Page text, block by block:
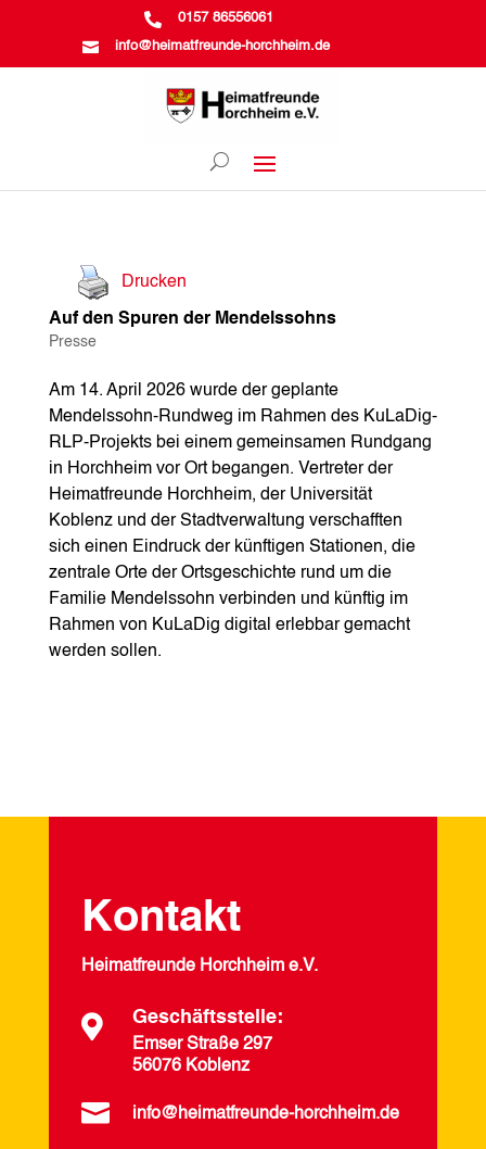
 0157 86556061
 info@heimatfreunde-horchheim.de
Drucken
Auf den Spuren der Mendelssohns
Presse
Am 14. April 2026 wurde der geplante
Mendelssohn-Rundweg im Rahmen des KuLaDig-
RLP-Projekts bei einem gemeinsamen Rundgang
in Horchheim vor Ort begangen. Vertreter der
Heimatfreunde Horchheim, der Universität
Koblenz und der Stadtverwaltung verschafften
sich einen Eindruck der künftigen Stationen, die
zentrale Orte der Ortsgeschichte rund um die
Familie Mendelssohn verbinden und künftig im
Rahmen von KuLaDig digital erlebbar gemacht
werden sollen.
Kontakt
Heimatfreunde Horchheim e.V.
 Geschäftsstelle:
Emser Straße 297
56076 Koblenz
 info@heimatfreunde-horchheim.de